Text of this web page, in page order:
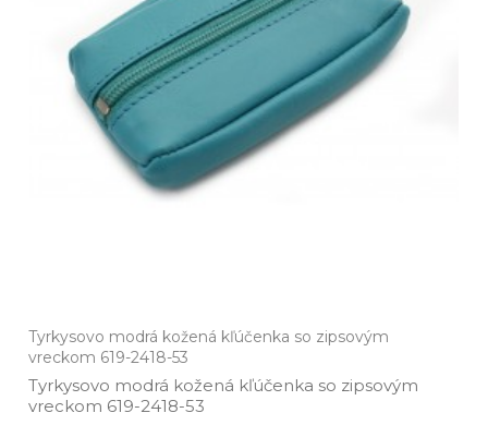
Tyrkysovo modrá kožená kľúčenka so zipsovým
vreckom 619-2418-53
Tyrkysovo modrá kožená kľúčenka so zipsovým
vreckom 619­-2418­-53